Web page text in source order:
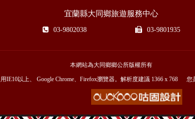
宜蘭縣大同鄉旅遊服務中心
03-9802038 03-9801935
本網站為大同鄉鄉公所版權所有
IE10以上、 Google Chrome、Firefox瀏覽器。解析度建議 1366 x 768 您